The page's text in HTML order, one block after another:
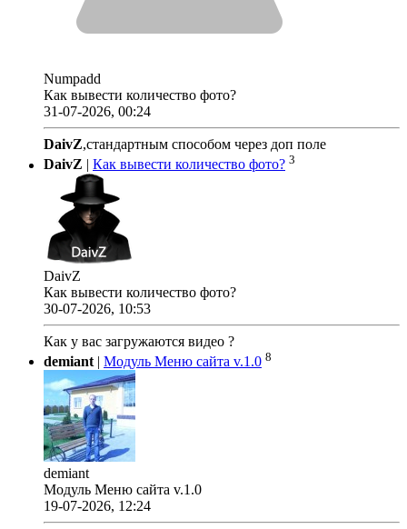
Numpadd
Как вывести количество фото?
31-07-2026, 00:24
DaivZ,стандартным способом через доп поле
DaivZ
Как вывести количество фото? 3
DaivZ
Как вывести количество фото?
30-07-2026, 10:53
Как у вас загружаются видео ?
demiant | Модуль Меню сайта v.1.0 8
demiant
Модуль Меню сайта v.1.0
19-07-2026, 12:24